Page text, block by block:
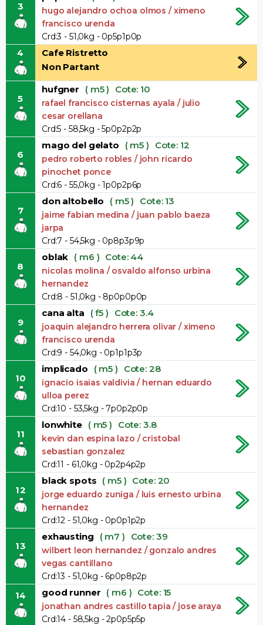
3
hugo alejandro ochoa olmos / ximeno
francisco urenda
Crd:3 - 51,0kg - 0p5p1p0p
4
Cafe Ristretto
Non Partant
5
hufgner ( m5 ) Cote: 10
rafael francisco cisternas ayala / julio
cesar orellana
Crd:5 - 58,5kg - 5p0p2p2p
6
mago del gelato ( m5 ) Cote: 12
pedro roberto robles / john ricardo
pinochet ponce
Crd:6 - 55,0kg - 1p0p2p6p
7
don altobello ( m5 ) Cote: 13
jaime fabian medina / juan pablo baeza
jarpa
Crd:7 - 54,5kg - 0p8p3p9p
8
oblak ( m6 ) Cote: 44
nicolas molina / osvaldo alfonso urbina
hernandez
Crd:8 - 51,0kg - 8p0p0p0p
9
cana alta ( f5 ) Cote: 3.4
joaquin alejandro herrera olivar / ximeno
francisco urenda
Crd:9 - 54,0kg - 0p1p1p3p
10
implicado ( m5 ) Cote: 28
ignacio isaias valdivia / hernan eduardo
ulloa perez
Crd:10 - 53,5kg - 7p0p2p0p
11
lonwhite ( m5 ) Cote: 3.8
kevin dan espina lazo / cristobal
sebastian gonzalez
Crd:11 - 61,0kg - 0p2p4p2p
12
black spots ( m5 ) Cote: 20
jorge eduardo zuniga / luis ernesto urbina
hernandez
Crd:12 - 51,0kg - 0p0p1p2p
13
exhausting ( m7 ) Cote: 39
wilbert leon hernandez / gonzalo andres
vegas cantillano
Crd:13 - 51,0kg - 6p0p8p2p
14 good runner ( m6 ) Cote: 15
jonathan andres castillo tapia / jose araya
Crd:14 - 58,5kg - 2p0p5p5p